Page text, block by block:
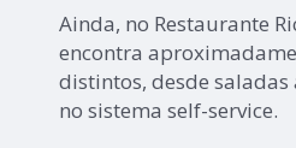
Ainda, no Restaurante
encontra
distintos, desde
no sistema self-service.